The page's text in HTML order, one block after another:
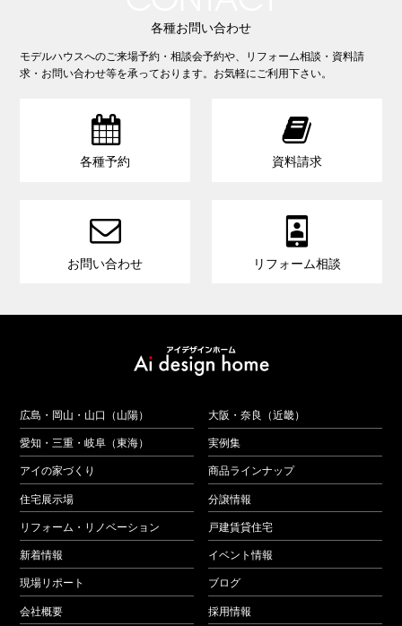
各種お問い合わせ
モデルハウスへのご来場予約・相談会予約や、リフォーム相談・資料請
求・お問い合わせ等を承っております。お気軽にご利用下さい。

各種予約

資料請求

お問い合わせ

リフォーム相談
広島・岡山・山口（山陽） 大阪・奈良（近畿）
愛知・三重・岐阜（東海） 実例集
アイの家づくり 商品ラインナップ
住宅展示場 分譲情報
リフォーム・リノベーション 戸建賃貸住宅
新着情報 イベント情報
現場リポート ブログ
会社概要 採用情報